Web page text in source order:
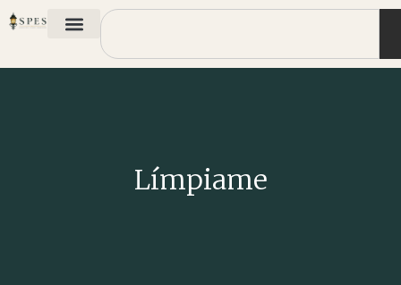
Límpiame